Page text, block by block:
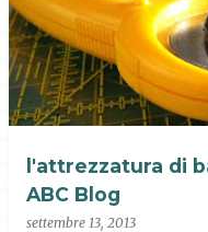
l'attrezzatura di
ABC Blog
settembre 13, 2013